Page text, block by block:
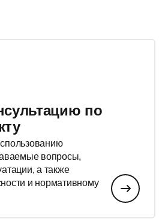
по
вопросы,
а также
и нормативному